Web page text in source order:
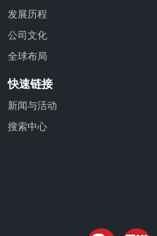
发展历程
公司文化
全球布局
快速链接
新闻与活动
搜索中心